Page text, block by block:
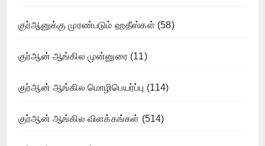
குர்ஆனுக்கு முரண்படும் ஹதீஸ்கள் (58)
குர்ஆன் ஆங்கில முன்னுரை(11)
குர்ஆன் ஆங்கில மொழிபெயர்ப்பு (114)
குர்ஆன் ஆங்கில விளக்கங்கள் (514)